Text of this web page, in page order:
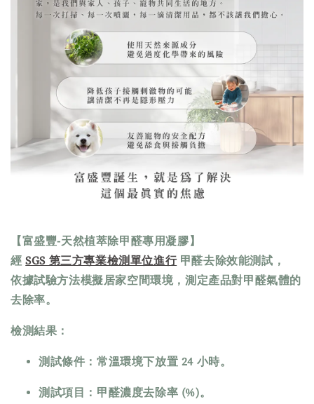
【富盛豐-天然植萃除甲醛專用凝膠】
經SGS 第三方專業檢測單位進行 甲醛去除效能測試 ，
依據試驗方法模擬居家空間環境，測定產品對甲醛氣體的
去除率。
檢測結果：
測試條件：常溫環境下放置 24 小時。
測試項目：甲醛濃度去除率 (%)。